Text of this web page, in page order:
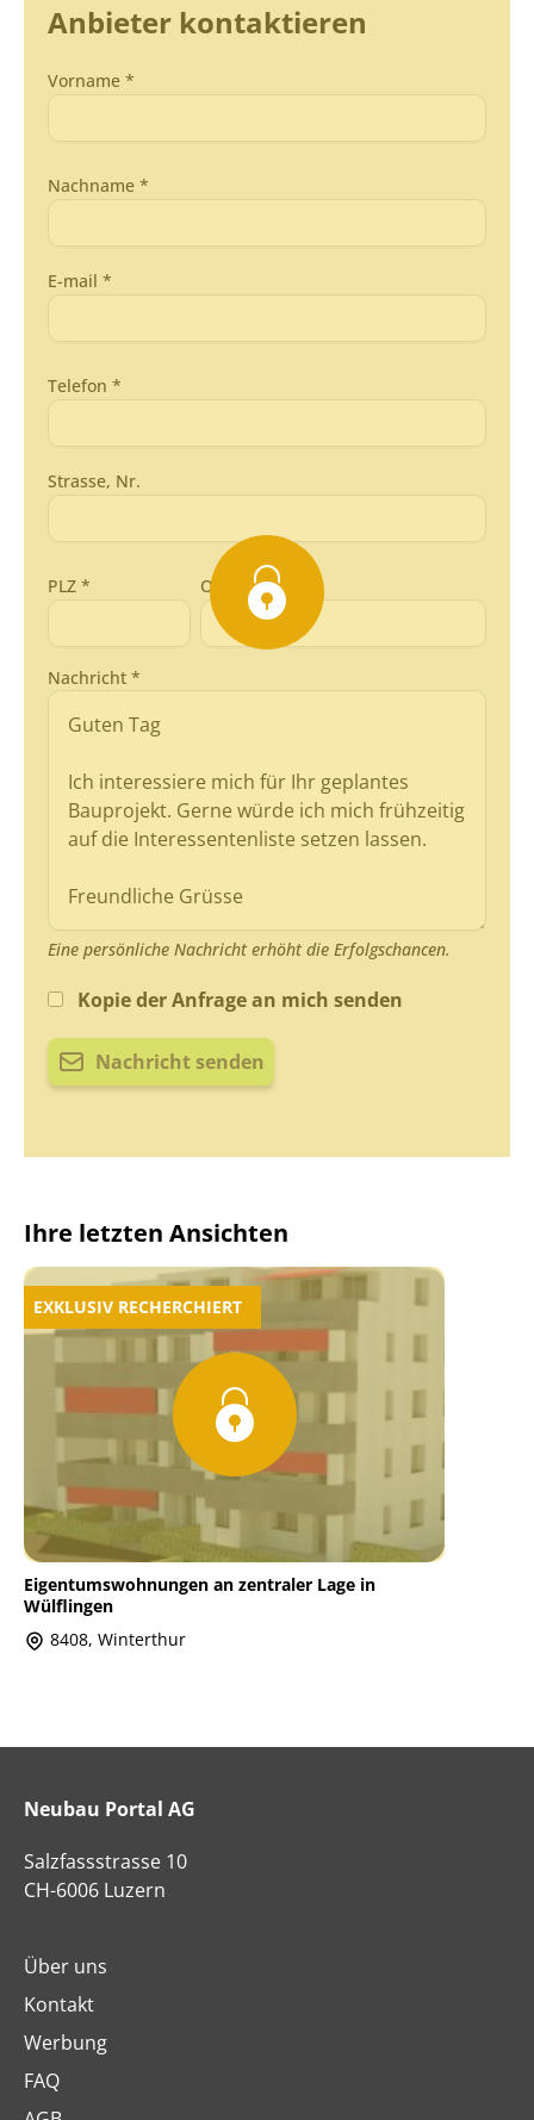
Anbieter kontaktieren
Vorname *
Nachname *
E-mail *
Telefon *
Strasse, Nr.
PLZ * Ort *
Nachricht *
Eine persönliche Nachricht erhöht die Erfolgschancen.
Kopie der Anfrage an mich senden
Nachricht senden
Ihre letzten Ansichten
EXKLUSIV RECHERCHIERT
Eigentumswohnungen an zentraler Lage in
Wülflingen
8408, Winterthur
Neubau Portal AG
Salzfassstrasse 10
CH-6006 Luzern
Über uns
Kontakt
Werbung
FAQ